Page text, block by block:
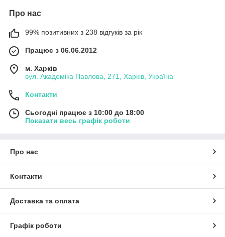
Про нас
99% позитивних з 238 відгуків за рік
Працює з 06.06.2012
м. Харків
вул. Академіка Павлова, 271, Харків, Україна
Контакти
Сьогодні працює з 10:00 до 18:00
Показати весь графік роботи
Про нас
Контакти
Доставка та оплата
Графік роботи